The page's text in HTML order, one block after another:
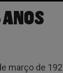
março de